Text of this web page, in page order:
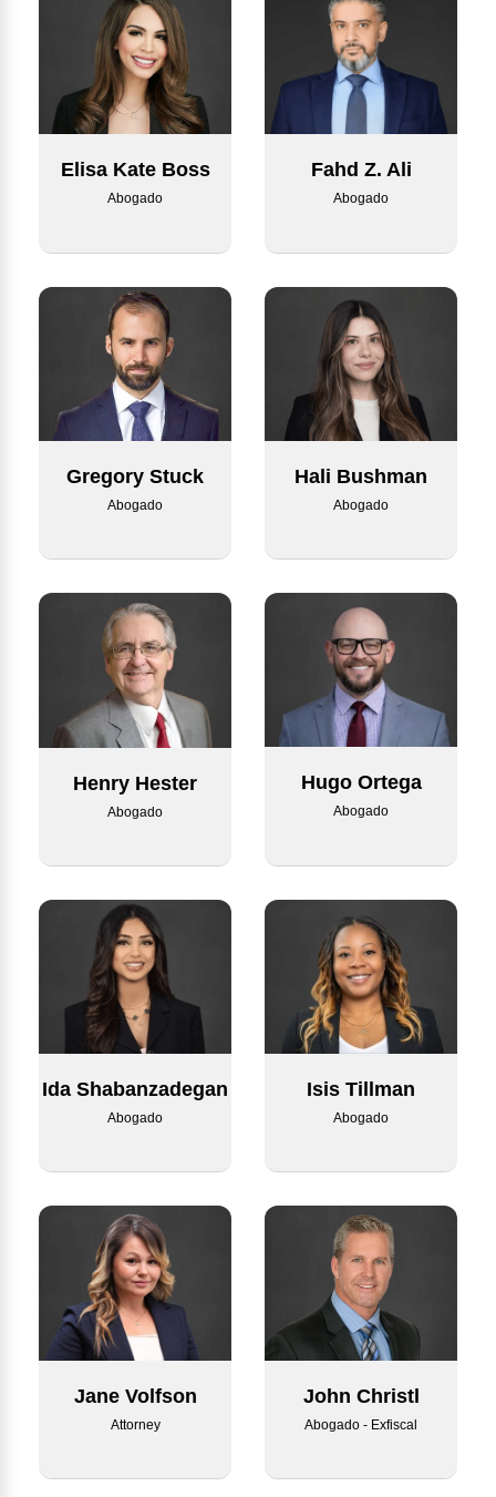
Elisa Kate Boss
Abogado
Fahd Z. Ali
Abogado
Gregory Stuck
Abogado
Hali Bushman
Abogado
Henry Hester
Abogado
Hugo Ortega
Abogado
Ida Shabanzadegan
Abogado
Isis Tillman
Abogado
Jane Volfson
Attorney
John Christl
Abogado - Exfiscal